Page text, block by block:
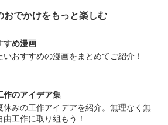
おでかけをもっと楽しむ
すめ漫画
いおすすめの漫画をまとめてご紹介！
作のアイデア集
休みの工作アイデアを紹介。無理なく無
工作に取り組もう！